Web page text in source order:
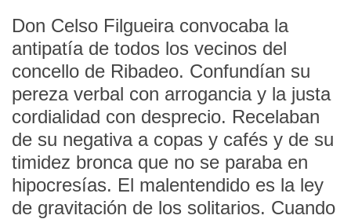
Don Celso Filgueira convocaba la
antipatía de todos los vecinos del
concello de Ribadeo. Confundían su
pereza verbal con arrogancia y la justa
cordialidad con desprecio. Recelaban
de su negativa a copas y cafés y de su
timidez bronca que no se paraba en
hipocresías. El malentendido es la ley
de gravitación de los solitarios. Cuando